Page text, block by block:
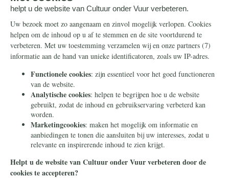
Steun ons
Nieuwsbrief
Eenmalig
Maandelijks
Periodiek
Nalaten
Zelf overschrijven
Info
Contact
Ontvang onze Telegram-
berichten